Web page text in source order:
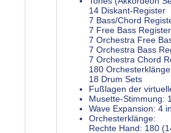
14 Diskant-Register
7 Bass/Chord
7 Free Bass Register
7 Orchestra Free
7 Orchestra Bass
7 Orchestra Chord
180
18 Drum Sets
Fußlagen der
Musette-Stimmung:
Wave Expansion: 4
Orchesterklänge:
Rechte Hand: 180